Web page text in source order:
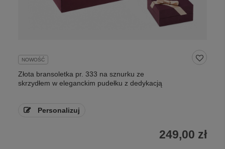
NOWOŚĆ
Złota bransoletka pr. 333 na sznurku ze
skrzydłem w eleganckim pudełku z dedykacją
Personalizuj
249,00 zł